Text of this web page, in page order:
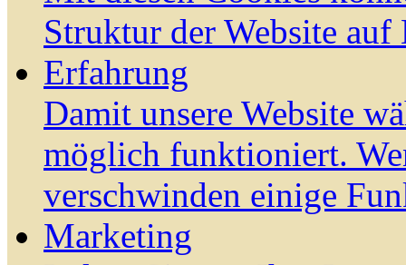
Struktur der Website auf
Erfahrung
Damit unsere Website
möglich funktioniert.
verschwinden einige
Marketing